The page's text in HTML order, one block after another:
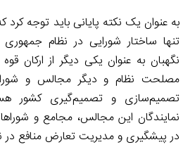
به عنوان یک نکته پایانی باید توجه
تنها ساختار شورایی در نظام
نگهبان به عنوان یکی دیگر از ارکان
مصلحت نظام و دیگر مجالس و
تصمیم‌سازی و تصمیم‌گیری کشور
نمایندگان این مجالس، مجامع و
در پیشگیری و مدیریت تعارض منافع در